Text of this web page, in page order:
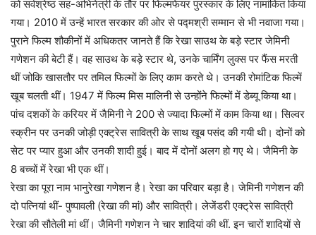
को सर्वश्रेष्ठ सह-अभिनेत्री के तौर पर फिल्मफेयर पुरस्कार के लिए नामांकित किया
गया। 2010 में उन्हें भारत सरकार की ओर से पद्मश्री सम्मान से भी नवाजा गया।
पुराने फिल्म शौकीनों में अधिकतर जानते हैं कि रेखा साउथ के बड़े स्टार जेमिनी
गणेशन की बेटी हैं। वह साउथ के बड़े स्टार थे,‌ उनके चार्मिंग लुक्स पर फैंस मरती
थीं जोकि खासतौर पर तमिल फिल्मों के लिए काम करते थे। उनकी रोमांटिक फिल्में
खूब चलती थीं। 1947 में फिल्म मिस मालिनी से उन्होंने फिल्मों में डेब्यू किया था।
पांच दशकों के करियर में जैमिनी ने 200 से ज्यादा फिल्मों में काम किया था। सिल्वर
स्क्रीन पर उनकी जोड़ी एक्ट्रेस सावित्री के साथ खूब पसंद की गयी थी। दोनों को
सेट पर प्यार हुआ और उनकी शादी हुई। बाद में दोनों अलग हो गए थे। जैमिनी के
8 बच्चों में रेखा भी एक थीं।
रेखा का पूरा नाम भानुरेखा गणेशन है। रेखा का परिवार बड़ा है। जेमिनी गणेशन की
दो पत्नियां थीं- पुष्पावली (रेखा की मां) और सावित्री। लेजेंडरी एक्ट्रेस सावित्री
रेखा की सौतेली मां थीं। जैमिनी गणेशन ने चार शादियां की थीं. इन चारों शादियों से